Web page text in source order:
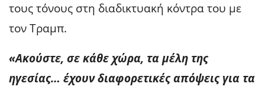
τους τόνους στη διαδικτυακή κόντρα του με
τον Τραμπ.
«Ακούστε, σε κάθε χώρα, τα μέλη της
ηγεσίας… έχουν διαφορετικές απόψεις για τα